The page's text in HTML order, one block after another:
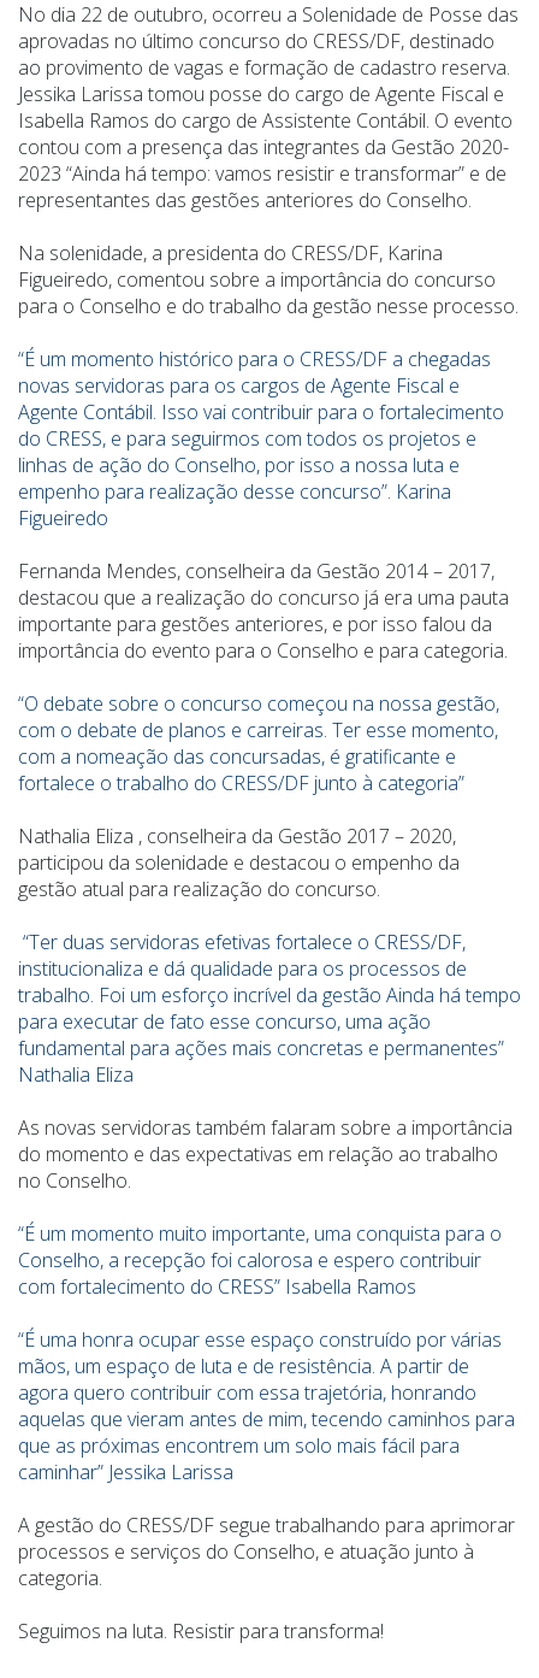
No dia 22 de outubro, ocorreu a Solenidade de Posse das
aprovadas no último concurso do CRESS/DF, destinado
ao provimento de vagas e formação de cadastro reserva.
Jessika Larissa tomou posse do cargo de Agente Fiscal e
Isabella Ramos do cargo de Assistente Contábil. O evento
contou com a presença das integrantes da Gestão 2020-
2023 “Ainda há tempo: vamos resistir e transformar” e de
representantes das gestões anteriores do Conselho.
Na solenidade, a presidenta do CRESS/DF, Karina
Figueiredo, comentou sobre a importância do concurso
para o Conselho e do trabalho da gestão nesse processo.
“É um momento histórico para o CRESS/DF a chegadas
novas servidoras para os cargos de Agente Fiscal e
Agente Contábil. Isso vai contribuir para o fortalecimento
do CRESS, e para seguirmos com todos os projetos e
linhas de ação do Conselho, por isso a nossa luta e
empenho para realização desse concurso”. Karina
Figueiredo
Fernanda Mendes, conselheira da Gestão 2014 – 2017,
destacou que a realização do concurso já era uma pauta
importante para gestões anteriores, e por isso falou da
importância do evento para o Conselho e para categoria.
“O debate sobre o concurso começou na nossa gestão,
com o debate de planos e carreiras. Ter esse momento,
com a nomeação das concursadas, é gratificante e
fortalece o trabalho do CRESS/DF junto à categoria”
Nathalia Eliza , conselheira da Gestão 2017 – 2020,
participou da solenidade e destacou o empenho da
gestão atual para realização do concurso.
“Ter duas servidoras efetivas fortalece o CRESS/DF,
institucionaliza e dá qualidade para os processos de
trabalho. Foi um esforço incrível da gestão Ainda há tempo
para executar de fato esse concurso, uma ação
fundamental para ações mais concretas e permanentes”
Nathalia Eliza
As novas servidoras também falaram sobre a importância
do momento e das expectativas em relação ao trabalho
no Conselho.
“É um momento muito importante, uma conquista para o
Conselho, a recepção foi calorosa e espero contribuir
com fortalecimento do CRESS” Isabella Ramos
“É uma honra ocupar esse espaço construído por várias
mãos, um espaço de luta e de resistência. A partir de
agora quero contribuir com essa trajetória, honrando
aquelas que vieram antes de mim, tecendo caminhos para
que as próximas encontrem um solo mais fácil para
caminhar” Jessika Larissa
A gestão do CRESS/DF segue trabalhando para aprimorar
processos e serviços do Conselho, e atuação junto à
categoria.
Seguimos na luta. Resistir para transforma!